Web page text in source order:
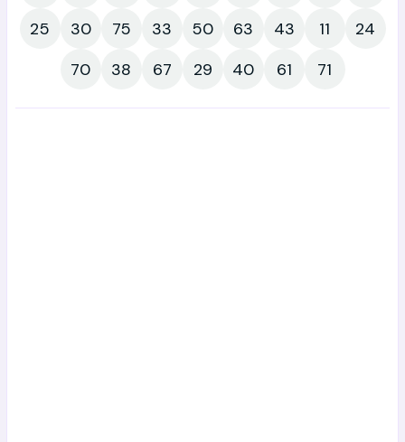
25
30 75 33 50 63 43 11
24
70
38 67 29 40 61 71